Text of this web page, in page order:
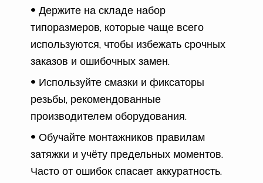
Держите на складе набор
типоразмеров, которые чаще всего
используются, чтобы избежать срочных
заказов и ошибочных замен.
Используйте смазки и фиксаторы
резьбы, рекомендованные
производителем оборудования.
Обучайте монтажников правилам
затяжки и учёту предельных моментов.
Часто от ошибок спасает аккуратность.